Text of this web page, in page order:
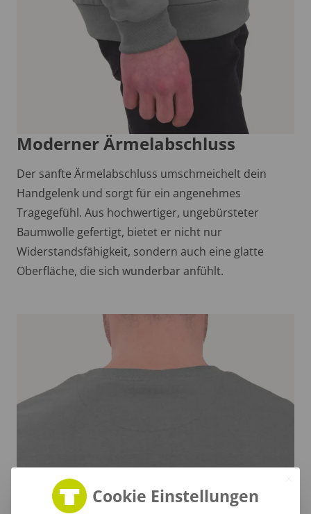
Moderner Ärmelabschluss
Der sanfte Ärmelabschluss umschmeichelt dein
Handgelenk und sorgt für ein angenehmes
Tragegefühl. Aus hochwertiger, ungebürsteter
Baumwolle gefertigt, bietet er nicht nur
Widerstandsfähigkeit, sondern auch eine glatte
Oberfläche, die sich wunderbar anfühlt.
Stilvoller Nackenbereich
Cookie Einstellungen